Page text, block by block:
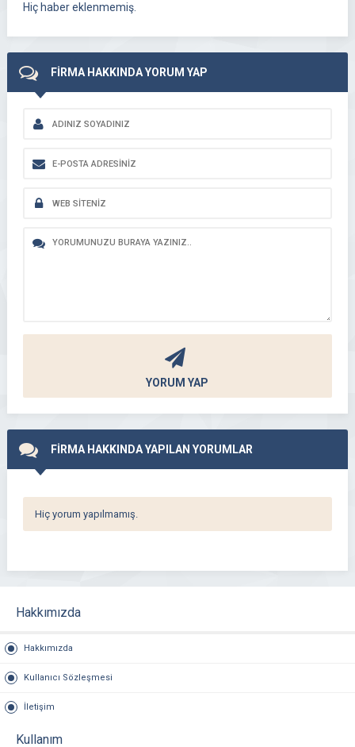
Hiç haber eklenmemiş.
FİRMA HAKKINDA YORUM YAP
YORUM YAP
FİRMA HAKKINDA YAPILAN YORUMLAR
Hiç yorum yapılmamış.
Hakkımızda
Hakkımızda
Kullanıcı Sözleşmesi
İletişim
Kullanım